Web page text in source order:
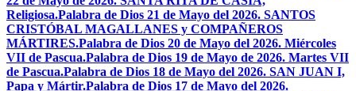
Religiosa.Palabra de Dios 21 de Mayo del 2026. SANTOS
CRISTÓBAL MAGALLANES y COMPAÑEROS
MÁRTIRES.Palabra de Dios 20 de Mayo del 2026. Miércoles
VII de Pascua.Palabra de Dios 19 de Mayo de 2026. Martes VII
de Pascua.Palabra de Dios 18 de Mayo del 2026. SAN JUAN I,
Papa y Mártir.Palabra de Dios 17 de Mayo del 2026.